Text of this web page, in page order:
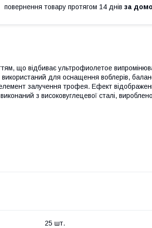
повернення товару протягом 14 днів за
що відбиває ультрофиолетое
для оснащення воблерів,
залучення трофея. Ефект
з високовуглецевої сталі,
25 шт.